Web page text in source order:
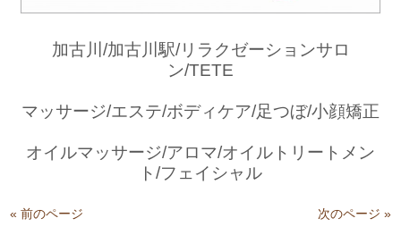
加古川/加古川駅/リラクゼーションサロ
ン/TETE
マッサージ/エステ/ボディケア/足つぼ/小顔矯正
オイルマッサージ/アロマ/オイルトリートメン
ト/フェイシャル
« 前のページ 次のページ »